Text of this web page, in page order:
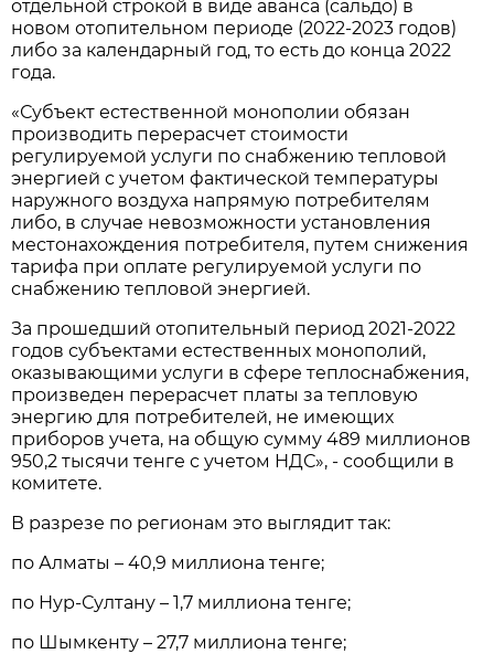
отдельной строкой в виде аванса (сальдо) в
новом отопительном периоде (2022-2023 годов)
либо за календарный год, то есть до конца 2022
года.
«Субъект естественной монополии обязан
производить перерасчет стоимости
регулируемой услуги по снабжению тепловой
энергией с учетом фактической температуры
наружного воздуха напрямую потребителям
либо, в случае невозможности установления
местонахождения потребителя, путем снижения
тарифа при оплате регулируемой услуги по
снабжению тепловой энергией.
За прошедший отопительный период 2021-2022
годов субъектами естественных монополий,
оказывающими услуги в сфере теплоснабжения,
произведен перерасчет платы за тепловую
энергию для потребителей, не имеющих
приборов учета, на общую сумму 489 миллионов
950,2 тысячи тенге с учетом НДС», - сообщили в
комитете.
В разрезе по регионам это выглядит так:
по Алматы – 40,9 миллиона тенге;
по Нур-Султану – 1,7 миллиона тенге;
по Шымкенту – 27,7 миллиона тенге;